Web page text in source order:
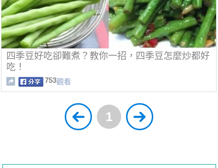
四季豆好吃卻難煮？教你一招，四季豆怎麼炒都好
吃！
753觀看
1